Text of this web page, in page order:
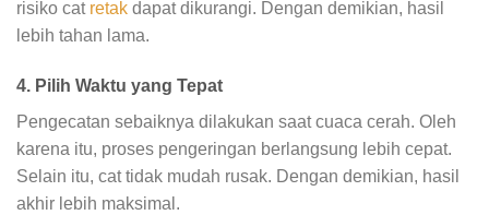
risiko cat retak dapat dikurangi. Dengan demikian, hasil
lebih tahan lama.
4. Pilih Waktu yang Tepat
Pengecatan sebaiknya dilakukan saat cuaca cerah. Oleh
karena itu, proses pengeringan berlangsung lebih cepat.
Selain itu, cat tidak mudah rusak. Dengan demikian, hasil
akhir lebih maksimal.